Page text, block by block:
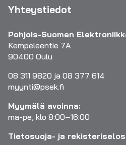
Yhteystiedot
Pohjois-Suomen
Kempeleentie 7A
90400 Oulu
08 311 9820 ja 08 377 614
myynti@psek.fi
Myymälä avoinna:
ma-pe, klo 8:00–16:00
Tietosuoja- ja